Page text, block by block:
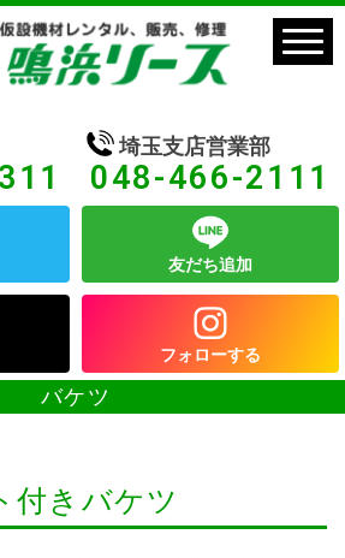
埼玉支店営業部
048-466-2111
友だち追加
フォローする
バケツ
付きバケツ